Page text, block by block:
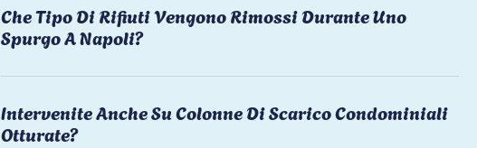
Che Tipo Di Rifiuti Vengono Rimossi Durante Uno
Spurgo A Napoli?
Intervenite Anche Su Colonne Di Scarico Condominiali
Otturate?